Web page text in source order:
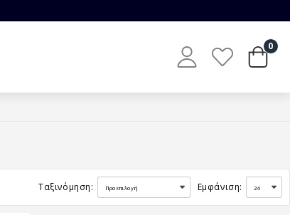
0
Ταξινόμηση: Εμφάνιση: